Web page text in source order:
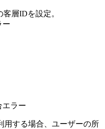
層IDを設定。
ー
ラー
する場合、ユーザーの所